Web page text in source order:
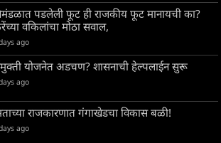
पडलेली फूट ही राजकीय फूट मानायची का?
वकिलांचा मोठा सवाल,
ago
योजनेत अडचण? शासनाची हेल्पलाईन सुरू
ago
राजकारणात गंगाखेडचा विकास बळी!
ago